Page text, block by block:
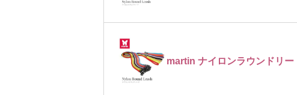
martin ナイロンラウンドリ